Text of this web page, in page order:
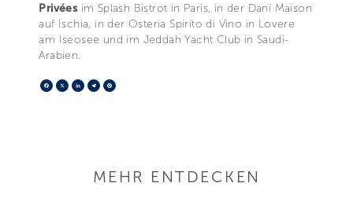
Privéesim Splash Bistrot in Paris, in der Daní Maison
auf Ischia, in der Osteria Spirito di Vino in Lovere
am Iseosee und im Jeddah Yacht Club in Saudi-
Arabien.
Facebook
X LinkedIn
Telegram
MEHR ENTDECKEN